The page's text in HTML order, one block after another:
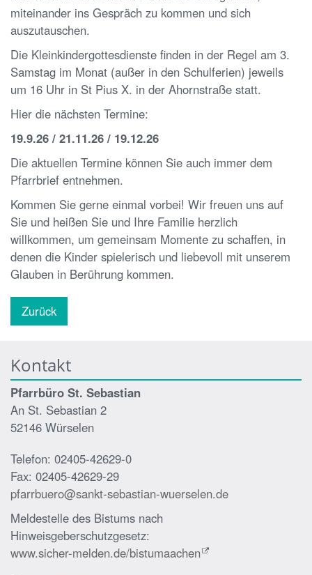
miteinander ins Gespräch zu kommen und sich
auszutauschen.
Die Kleinkindergottesdienste finden in der Regel am 3.
Samstag im Monat (außer in den Schulferien) jeweils
um 16 Uhr in St Pius X. in der Ahornstraße statt.
Hier die nächsten Termine:
19.9.26 / 21.11.26 / 19.12.26
Die aktuellen Termine können Sie auch immer dem
Pfarrbrief entnehmen.
Kommen Sie gerne einmal vorbei! Wir freuen uns auf
Sie und heißen Sie und Ihre Familie herzlich
willkommen, um gemeinsam Momente zu schaffen, in
denen die Kinder spielerisch und liebevoll mit unserem
Glauben in Berührung kommen.
Zurück
Kontakt
Pfarrbüro St. Sebastian
An St. Sebastian 2
52146 Würselen
Telefon: 02405-42629-0
Fax: 02405-42629-29
pfarrbuero@sankt-sebastian-wuerselen.de
Meldestelle des Bistums nach
Hinweisgeberschutzgesetz:
www.sicher-melden.de/bistumaachen